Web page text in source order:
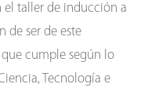
el taller de inducción a
de ser de este
cumple según lo
Tecnología e